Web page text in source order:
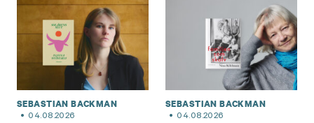
SEBASTIAN BACKMAN
04.08.2026
SEBASTIAN BACKMAN
04.08.2026